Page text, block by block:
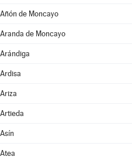
Añón de Moncayo
Aranda de Moncayo
Arándiga
Ardisa
Ariza
Artieda
Asín
Atea